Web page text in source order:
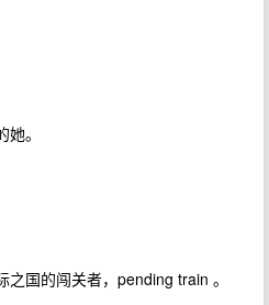
。
国的闯关者，pending train 。